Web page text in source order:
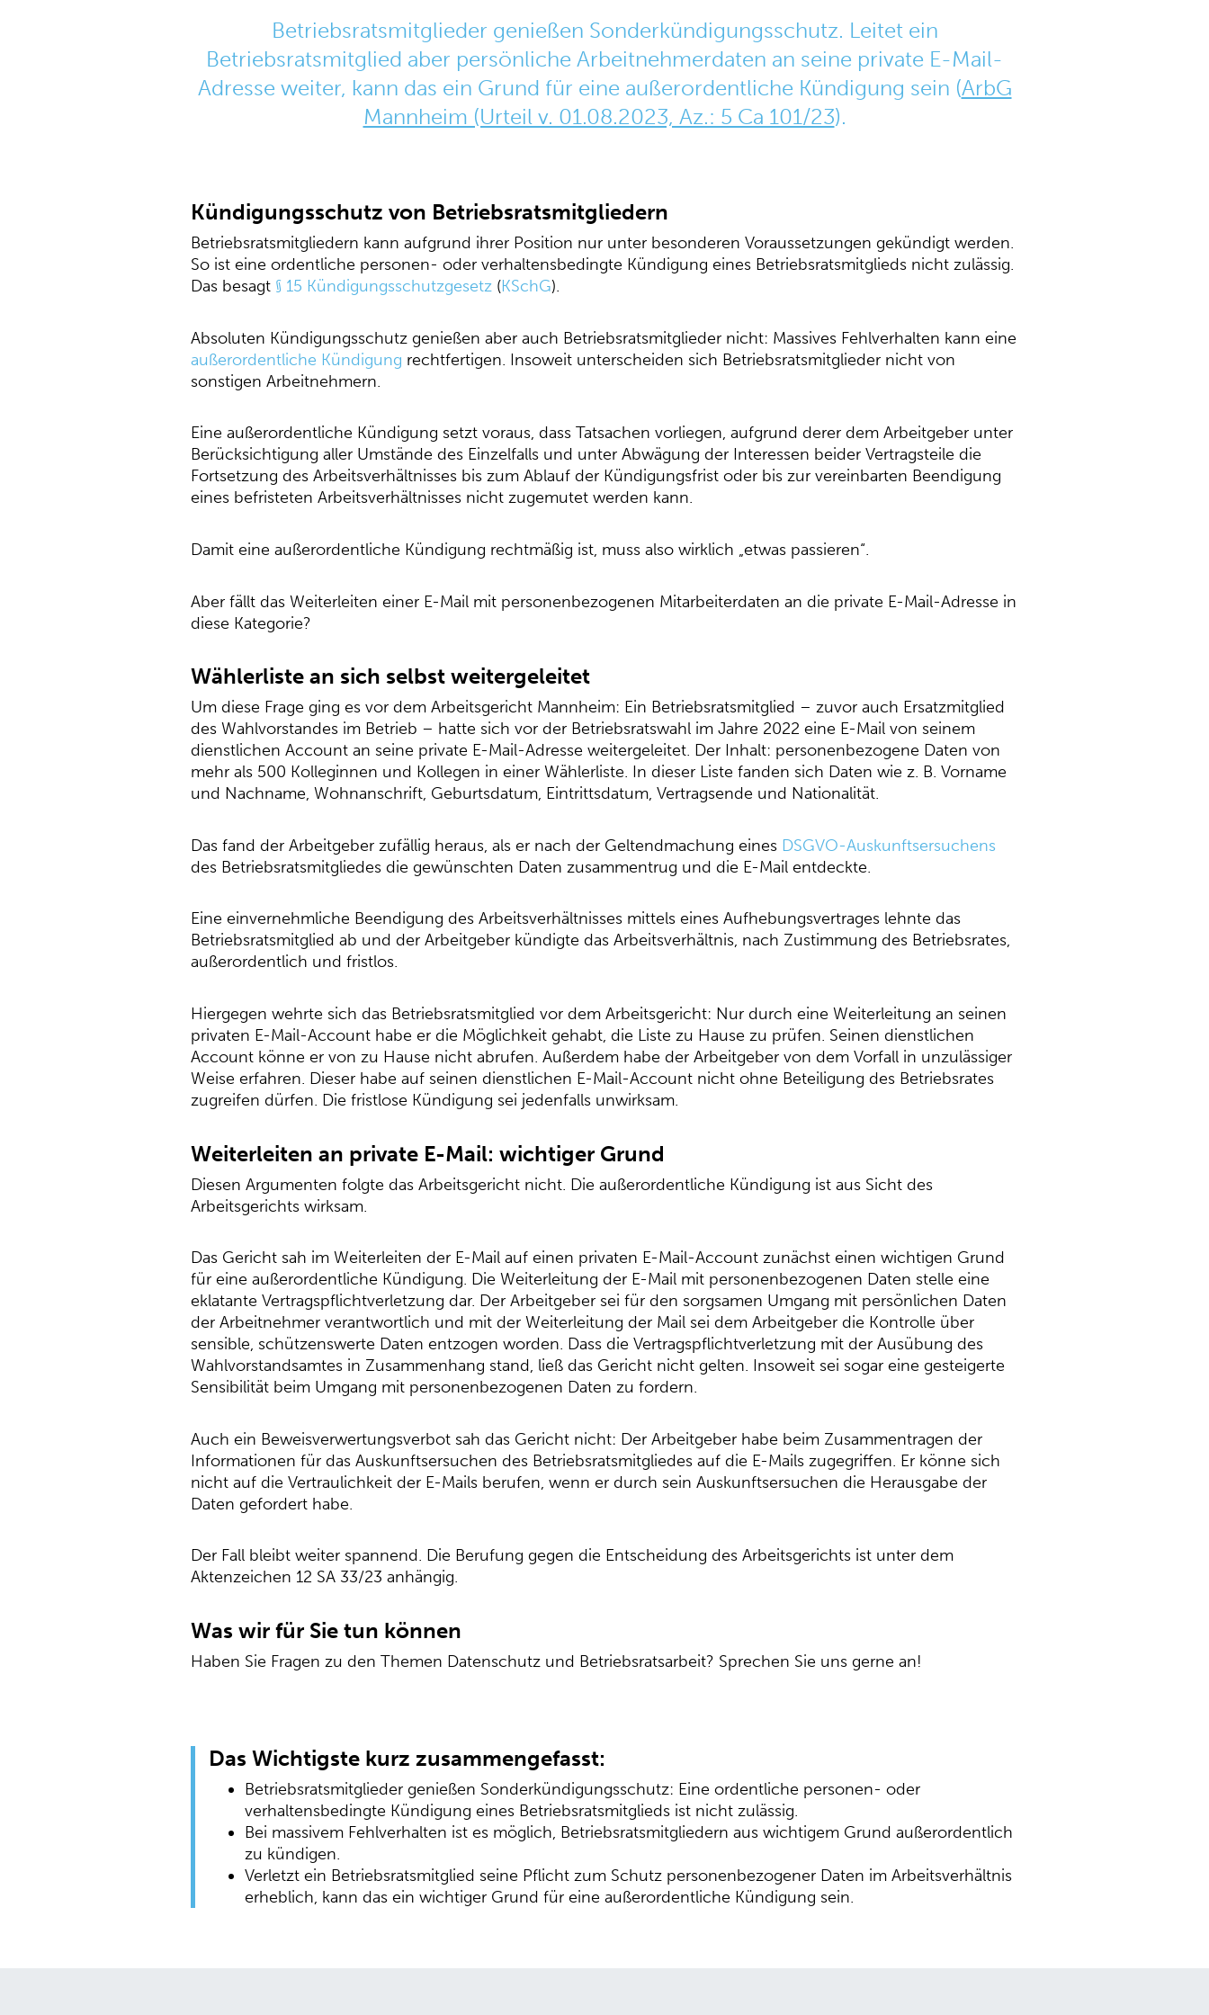
Betriebsratsmitglieder genießen Sonderkündigungsschutz. Leitet ein
Betriebsratsmitglied aber persönliche Arbeitnehmerdaten an seine private E-Mail-
Adresse weiter, kann das ein Grund für eine außerordentliche Kündigung sein (ArbG
Mannheim (Urteil v. 01.08.2023, Az.: 5 Ca 101/23).
Kündigungsschutz von Betriebsratsmitgliedern
Betriebsratsmitgliedern kann aufgrund ihrer Position nur unter besonderen Voraussetzungen gekündigt werden.
So ist eine ordentliche personen- oder verhaltensbedingte Kündigung eines Betriebsratsmitglieds nicht zulässig.
Das besagt § 15 Kündigungsschutzgesetz (KSchG).
Absoluten Kündigungsschutz genießen aber auch Betriebsratsmitglieder nicht: Massives Fehlverhalten kann eine
außerordentliche Kündigung rechtfertigen. Insoweit unterscheiden sich Betriebsratsmitglieder nicht von
sonstigen Arbeitnehmern.
Eine außerordentliche Kündigung setzt voraus, dass Tatsachen vorliegen, aufgrund derer dem Arbeitgeber unter
Berücksichtigung aller Umstände des Einzelfalls und unter Abwägung der Interessen beider Vertragsteile die
Fortsetzung des Arbeitsverhältnisses bis zum Ablauf der Kündigungsfrist oder bis zur vereinbarten Beendigung
eines befristeten Arbeitsverhältnisses nicht zugemutet werden kann.
Damit eine außerordentliche Kündigung rechtmäßig ist, muss also wirklich „etwas passieren“.
Aber fällt das Weiterleiten einer E-Mail mit personenbezogenen Mitarbeiterdaten an die private E-Mail-Adresse in
diese Kategorie?
Wählerliste an sich selbst weitergeleitet
Um diese Frage ging es vor dem Arbeitsgericht Mannheim: Ein Betriebsratsmitglied – zuvor auch Ersatzmitglied
des Wahlvorstandes im Betrieb – hatte sich vor der Betriebsratswahl im Jahre 2022 eine E-Mail von seinem
dienstlichen Account an seine private E-Mail-Adresse weitergeleitet. Der Inhalt: personenbezogene Daten von
mehr als 500 Kolleginnen und Kollegen in einer Wählerliste. In dieser Liste fanden sich Daten wie z. B. Vorname
und Nachname, Wohnanschrift, Geburtsdatum, Eintrittsdatum, Vertragsende und Nationalität.
Das fand der Arbeitgeber zufällig heraus, als er nach der Geltendmachung eines DSGVO-Auskunftsersuchens
des Betriebsratsmitgliedes die gewünschten Daten zusammentrug und die E-Mail entdeckte.
Eine einvernehmliche Beendigung des Arbeitsverhältnisses mittels eines Aufhebungsvertrages lehnte das
Betriebsratsmitglied ab und der Arbeitgeber kündigte das Arbeitsverhältnis, nach Zustimmung des Betriebsrates,
außerordentlich und fristlos.
Hiergegen wehrte sich das Betriebsratsmitglied vor dem Arbeitsgericht: Nur durch eine Weiterleitung an seinen
privaten E-Mail-Account habe er die Möglichkeit gehabt, die Liste zu Hause zu prüfen. Seinen dienstlichen
Account könne er von zu Hause nicht abrufen. Außerdem habe der Arbeitgeber von dem Vorfall in unzulässiger
Weise erfahren. Dieser habe auf seinen dienstlichen E-Mail-Account nicht ohne Beteiligung des Betriebsrates
zugreifen dürfen. Die fristlose Kündigung sei jedenfalls unwirksam.
Weiterleiten an private E-Mail: wichtiger Grund
Diesen Argumenten folgte das Arbeitsgericht nicht. Die außerordentliche Kündigung ist aus Sicht des
Arbeitsgerichts wirksam.
Das Gericht sah im Weiterleiten der E-Mail auf einen privaten E-Mail-Account zunächst einen wichtigen Grund
für eine außerordentliche Kündigung. Die Weiterleitung der E-Mail mit personenbezogenen Daten stelle eine
eklatante Vertragspflichtverletzung dar. Der Arbeitgeber sei für den sorgsamen Umgang mit persönlichen Daten
der Arbeitnehmer verantwortlich und mit der Weiterleitung der Mail sei dem Arbeitgeber die Kontrolle über
sensible, schützenswerte Daten entzogen worden. Dass die Vertragspflichtverletzung mit der Ausübung des
Wahlvorstandsamtes in Zusammenhang stand, ließ das Gericht nicht gelten. Insoweit sei sogar eine gesteigerte
Sensibilität beim Umgang mit personenbezogenen Daten zu fordern.
Auch ein Beweisverwertungsverbot sah das Gericht nicht: Der Arbeitgeber habe beim Zusammentragen der
Informationen für das Auskunftsersuchen des Betriebsratsmitgliedes auf die E-Mails zugegriffen. Er könne sich
nicht auf die Vertraulichkeit der E-Mails berufen, wenn er durch sein Auskunftsersuchen die Herausgabe der
Daten gefordert habe.
Der Fall bleibt weiter spannend. Die Berufung gegen die Entscheidung des Arbeitsgerichts ist unter dem
Aktenzeichen 12 SA 33/23 anhängig.
Was wir für Sie tun können
Haben Sie Fragen zu den Themen Datenschutz und Betriebsratsarbeit? Sprechen Sie uns gerne an!
Das Wichtigste kurz zusammengefasst:
Betriebsratsmitglieder genießen Sonderkündigungsschutz: Eine ordentliche personen- oder
verhaltensbedingte Kündigung eines Betriebsratsmitglieds ist nicht zulässig.
Bei massivem Fehlverhalten ist es möglich, Betriebsratsmitgliedern aus wichtigem Grund außerordentlich
zu kündigen.
Verletzt ein Betriebsratsmitglied seine Pflicht zum Schutz personenbezogener Daten im Arbeitsverhältnis
erheblich, kann das ein wichtiger Grund für eine außerordentliche Kündigung sein.